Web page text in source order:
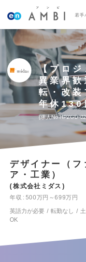
若手
【プロ
異業界
転・改
年休130
求人No.HPZGD-02
デザイナー（フ
ア・工業）
株式会社ミダス
年収
500万円～699万円
英語力が必要
転勤なし
OK